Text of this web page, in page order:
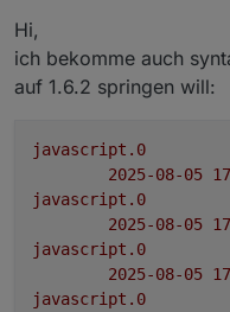
Nach der
produzieren.
Script.
Hi,
ich bekomme auch
auf 1.6.2 springen will:
javascript.0
javascript.0
javascript.0
javascript.0